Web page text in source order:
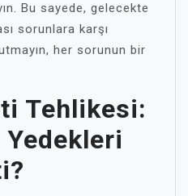
Bu sayede, gelecekte
sorunlara karşı
her sorunun bir
Tehlikesi: